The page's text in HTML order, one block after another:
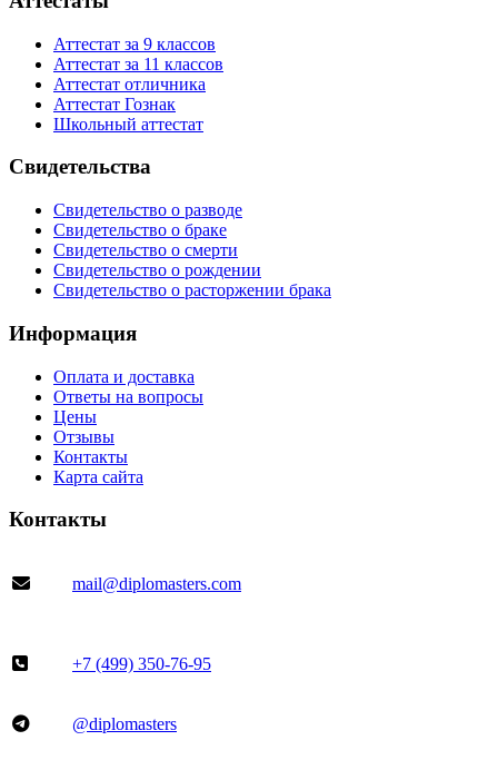
Аттестат за 9 классов
Аттестат за 11 классов
Аттестат отличника
Аттестат Гознак
Школьный аттестат
Свидетельства
Свидетельство о разводе
Свидетельство о браке
Свидетельство о смерти
Свидетельство о рождении
Свидетельство о расторжении брака
Информация
Оплата и доставка
Ответы на вопросы
Цены
Отзывы
Контакты
Карта сайта
Контакты
mail@diplomasters.com
+7 (499) 350-76-95
@diplomasters